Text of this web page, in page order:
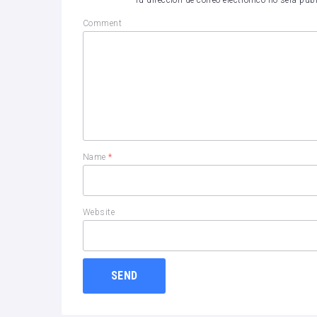
Comment
Name*
Website